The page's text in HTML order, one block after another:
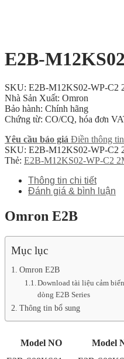
E2B-
SKU: E2B-M12KS02-WP-C2
Nhà Sản Xuất: Omron
Bảo hành: Chính hãng
Chứng từ: CO/CQ, hóa đơn
Yêu cầu báo giá Điền thông tin
SKU: E2B-M12KS02-WP-C2
Thẻ: E2B-M12KS02-WP-C2
Thông tin chi tiết
Đánh giá & bình luận
Omron E2B
Mục lục
Omron E2B
Download tài liệu cảm
dòng E2B Series
Thông tin bổ sung
Model NO Model